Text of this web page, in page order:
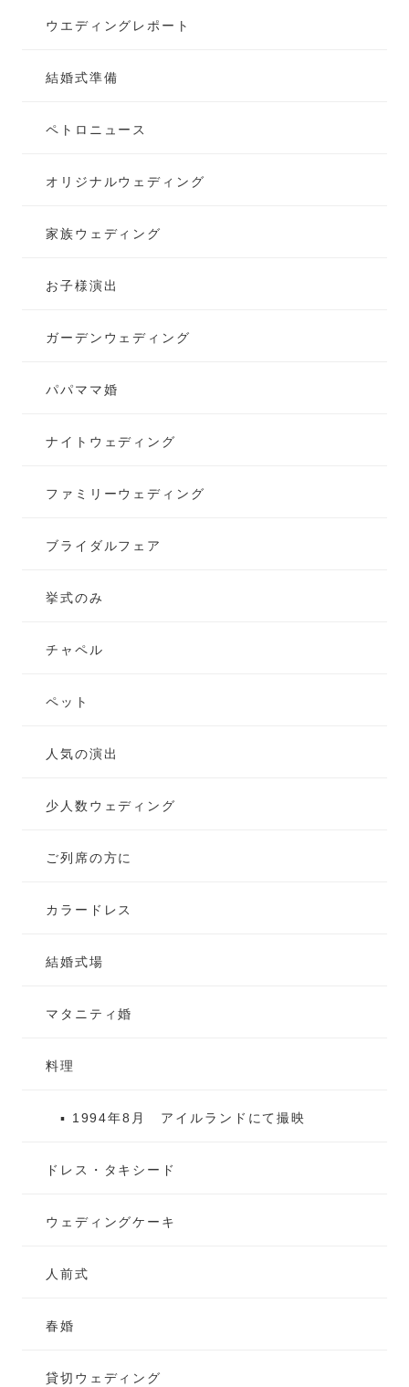
ウエディングレポート
結婚式準備
ペトロニュース
オリジナルウェディング
家族ウェディング
お子様演出
ガーデンウェディング
パパママ婚
ナイトウェディング
ファミリーウェディング
ブライダルフェア
挙式のみ
チャペル
ペット
人気の演出
少人数ウェディング
ご列席の方に
カラードレス
結婚式場
マタニティ婚
料理
▪ 1994年8月 アイルランドにて撮映
ドレス・タキシード
ウェディングケーキ
人前式
春婚
貸切ウェディング